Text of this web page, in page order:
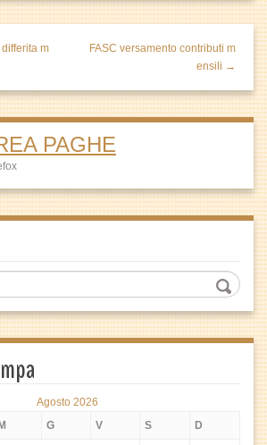
m
FASC versamento contributi m
ensili →
PAGHE
Agosto 2026
M G V S D